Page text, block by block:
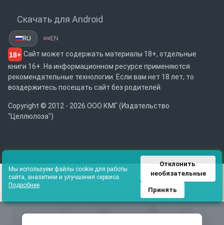
Скачать для Android
RU EN
18+ Сайт может содержать материалы 18+, отдельные
книги 16+. На информационном ресурсе применяются
рекомендательные технологии. Если вам нет 18 лет, то
воздержитесь посещать сайт без родителей.
Copyright © 2012 - 2026 ООО КМГ (Издательство
"Целлюлоза")
Мы используем файлы cookie для работы
сайта, аналитики и улучшения сервиса.
Подробнее
Отклонить
необязательные
Принять